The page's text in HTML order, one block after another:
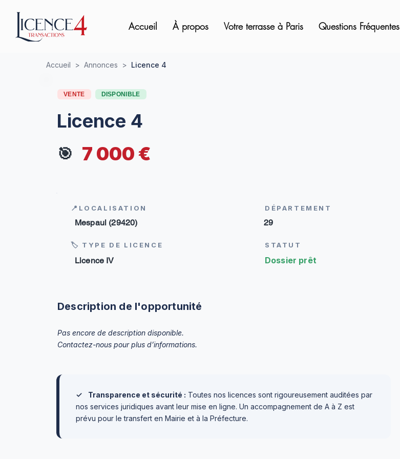
Accueil À propos Votre terrasse à Paris Questions Fréquentes
Accueil > Annonces > Licence 4
VENTE DISPONIBLE
Licence 4
🎯 7 000 €
📍LOCALISATION
Mespaul (29420)
🏷 TYPE DE LICENCE
Licence IV
DÉPARTEMENT
29
STATUT
Dossier prêt
Description de l'opportunité
Pas encore de description disponible.
Contactez-nous pour plus d’informations.
✓ Transparence et sécurité : Toutes nos licences sont rigoureusement auditées par
nos services juridiques avant leur mise en ligne. Un accompagnement de A à Z est
prévu pour le transfert en Mairie et à la Préfecture.